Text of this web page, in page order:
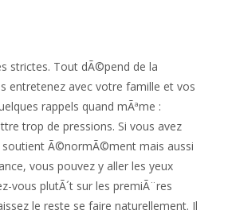
strictes. Tout dÃ©pend de la
entretenez avec votre famille et vos
rappels quand mÃªme :
trop de pressions. Si vous avez
soutient Ã©normÃ©ment mais aussi
vous pouvez y aller les yeux
vous plutÃ´t sur les premiÃ¨res
le reste se faire naturellement. Il